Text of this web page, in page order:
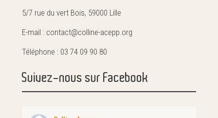
5/7 rue du vert Bois, 59000 Lille
E-mail : contact@colline-acepp.org
Téléphone : 03 74 09 90 80
Suivez-nous sur Facebook